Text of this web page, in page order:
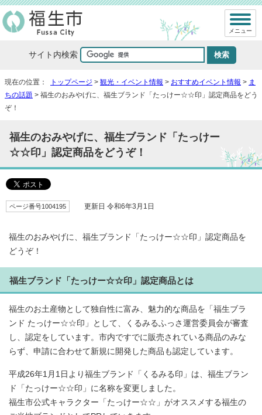
サイト内検索
メニュー
現在の位置： トップページ > 観光・イベント情報 > おすすめイベント情報 > ま
ちの話題 > 福生のおみやげに、福生ブランド「たっけー☆☆印」認定商品をどう
ぞ！
福生のおみやげに、福生ブランド「たっけー
☆☆印」認定商品をどうぞ！
ページ番号1004195 更新日 令和6年3月1日
福生のおみやげに、福生ブランド「たっけー☆☆印」認定商品を
どうぞ！
福生ブランド「たっけー☆☆印」認定商品とは
福生のお土産物として独自性に富み、魅力的な商品を「福生ブラ
ンド たっけー☆☆印」として、くるみるふっさ運営委員会が審査
し、認定をしています。市内ですでに販売されている商品のみな
らず、申請に合わせて新規に開発した商品も認定しています。
平成26年1月1日より福生ブランド「くるみる印」は、福生ブラン
ド「たっけー☆☆印」に名称を変更しました。
福生市公式キャラクター「たっけー☆☆」がオススメする福生の